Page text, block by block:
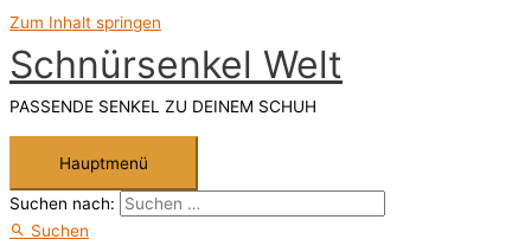
Zum Inhalt springen
Schnürsenkel Welt
PASSENDE SENKEL ZU DEINEM SCHUH
Hauptmenü
Suchen nach:
Suchen